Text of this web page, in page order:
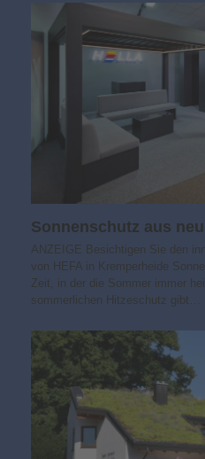
Sonnenschutz aus
ANZEIGE Besichtigen Sie den
von HEFA in Kremperheide
Zeit, in der die Sommer immer
sommerlichen Hitzeschutz gibt…